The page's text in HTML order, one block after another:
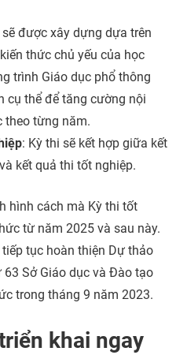
sẽ được xây dựng dựa trên
thức chủ yếu của học
trình Giáo dục phổ thông
cụ thể để tăng cường nội
theo từng năm.
: Kỳ thi sẽ kết hợp giữa kết
kết quả thi tốt nghiệp.
hình cách mà Kỳ thi tốt
từ năm 2025 và sau này.
tục hoàn thiện Dự thảo
Sở Giáo dục và Đào tạo
trong tháng 9 năm 2023.
khai ngay